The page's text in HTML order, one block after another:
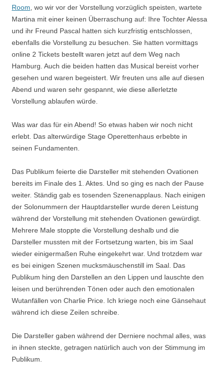
Room , wo wir vor der Vorstellung vorzüglich speisten, wartete
Martina mit einer keinen Überraschung auf: Ihre Tochter Alessa
und ihr Freund Pascal hatten sich kurzfristig entschlossen,
ebenfalls die Vorstellung zu besuchen. Sie hatten vormittags
online 2 Tickets bestellt waren jetzt auf dem Weg nach
Hamburg. Auch die beiden hatten das Musical bereist vorher
gesehen und waren begeistert. Wir freuten uns alle auf diesen
Abend und waren sehr gespannt, wie diese allerletzte
Vorstellung ablaufen würde.
Was war das für ein Abend! So etwas haben wir noch nicht
erlebt. Das alterwürdige Stage Operettenhaus erbebte in
seinen Fundamenten.
Das Publikum feierte die Darsteller mit stehenden Ovationen
bereits im Finale des 1. Aktes. Und so ging es nach der Pause
weiter. Ständig gab es tosenden Szenenapplaus. Nach einigen
der Solonummern der Hauptdarsteller wurde deren Leistung
während der Vorstellung mit stehenden Ovationen gewürdigt.
Mehrere Male stoppte die Vorstellung deshalb und die
Darsteller mussten mit der Fortsetzung warten, bis im Saal
wieder einigermaßen Ruhe eingekehrt war. Und trotzdem war
es bei einigen Szenen mucksmäuschenstill im Saal. Das
Publikum hing den Darstellen an den Lippen und lauschte den
leisen und berührenden Tönen oder auch den emotionalen
Wutanfällen von Charlie Price. Ich kriege noch eine Gänsehaut
während ich diese Zeilen schreibe.
Die Darsteller gaben während der Derniere nochmal alles, was
in ihnen steckte, getragen natürlich auch von der Stimmung im
Publikum.